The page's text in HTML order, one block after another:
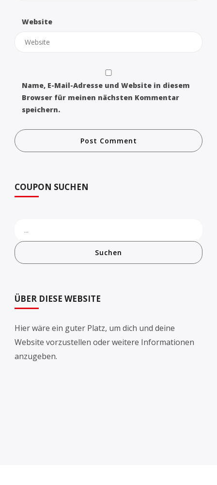
Website
Name, E-Mail-Adresse und Website in diesem
Browser für meinen nächsten Kommentar
speichern.
COUPON SUCHEN
Suchen
ÜBER DIESE WEBSITE
Hier wäre ein guter Platz, um dich und deine
Website vorzustellen oder weitere Informationen
anzugeben.